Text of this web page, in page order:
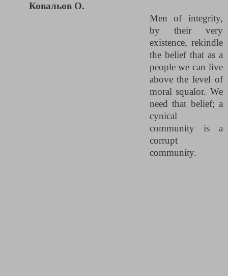
Ковальов О.
Men of integrity,
by their very
existence, rekindle
the belief that as a
people we can live
above the level of
moral squalor. We
need that belief; a
cynical
community is a
corrupt
community.